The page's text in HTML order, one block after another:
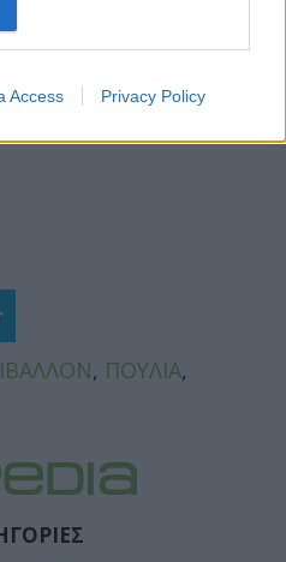
Access Privacy Policy
, ΠΟΥΛΙΑ,